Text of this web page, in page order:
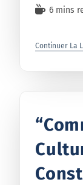
6 mins
Continuer La